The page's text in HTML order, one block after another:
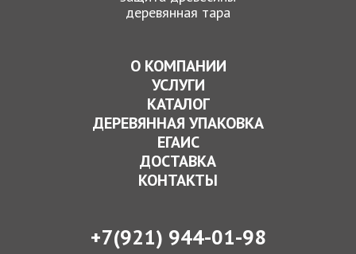
деревянная тара
О КОМПАНИИ
УСЛУГИ
КАТАЛОГ
ДЕРЕВЯННАЯ УПАКОВКА
ЕГАИС
ДОСТАВКА
КОНТАКТЫ
+7(921) 944-01-98